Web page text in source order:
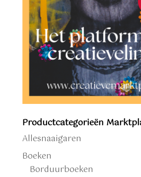
Productcategorieën
Allesnaaigaren
Boeken
Borduurboeken